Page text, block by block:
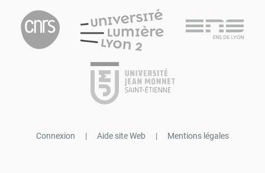
Connexion | Aide site Web | Mentions légales